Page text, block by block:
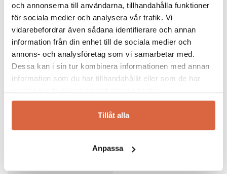
och annonserna till användarna, tillhandahålla funktioner
för sociala medier och analysera vår trafik. Vi
vidarebefordrar även sådana identifierare och annan
information från din enhet till de sociala medier och
annons- och analysföretag som vi samarbetar med.
Dessa kan i sin tur kombinera informationen med annan
information som du har tillhandahållit eller som de har
Tillåt alla
Anpassa
Köp möblerna från Naver online eller i våra
butiker i Jönköping och Halmstad.
Se allt från Naver
Du kanske också gillar …